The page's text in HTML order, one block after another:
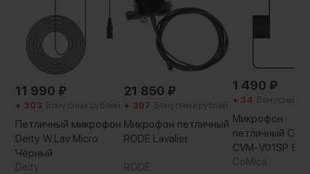
11 990 ₽
+ 303 Бонусных рублей
Петличный микрофон
Deity W.Lav Micro
Чёрный
Deity
21 850 ₽
+ 397 Бонусных рублей
Микрофон петличный
RODE Lavalier
RODE
1 490 ₽
+ 34 Бонусных
Микрофон
петличный
CVM-V01SP 6м
CoMica